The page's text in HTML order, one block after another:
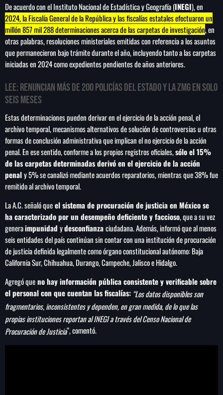
De acuerdo con el Instituto Nacional de Estadística y Geografía (INEGI), en
2024, la Fiscalía General de la República y las fiscalías estatales efectuaron un
millón 857 mil 288 determinaciones acerca de las carpetas de investigación, en
otras palabras, resoluciones ministeriales emitidas con referencia a los asuntos
que permanecieron bajo trámite durante el año, incluyendo tanto a las carpetas
iniciadas en 2024 como expedientes pendientes de años anteriores.
LEE: Renuncian más de 200 policías del Estado y la ZMG en solo
seis meses
Estas determinaciones pueden derivar en el ejercicio de la acción penal, el
archivo temporal, mecanismos alternativos de solución de controversias u otras
formas de conclusión administrativa que implican el no ejercicio de la acción
penal. En ese sentido, conforme a los propios registros oficiales,sólo el 15%
de las carpetas determinadas derivó en el ejercicio de la acción
penaly 5% se canalizó mediante acuerdos reparatorios, mientras que 38% fue
remitido al archivo temporal.
La A.C. señaló queel sistema de procuración de justicia en México se
ha caracterizado por un desempeño deficiente y faccioso, que a su vez
generaimpunidad ydesconfianzaciudadana. Además, informó que al menos
seis entidades del país continúan sin contar con una institución de procuración
de justicia definida legalmente como órgano constitucional autónomo: Baja
California Sur, Chihuahua, Durango, Campeche, Jalisco e Hidalgo.
Agregó queno hay información pública consistente y verificable sobre
el personal con que cuentan las fiscalías: “Los datos disponibles son
fragmentarios, inconsistentes y dependen, en gran medida, de lo que las
propias instituciones reportan al INEGI a través del Censo Nacional de
Procuración de Justicia“, comentó.